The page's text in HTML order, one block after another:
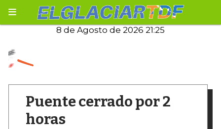
8 de Agosto de 2026 21:25
Puente cerrado por 2
horas